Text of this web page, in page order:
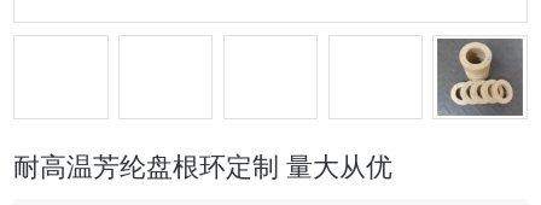
耐高温芳纶盘根环定制 量大从优